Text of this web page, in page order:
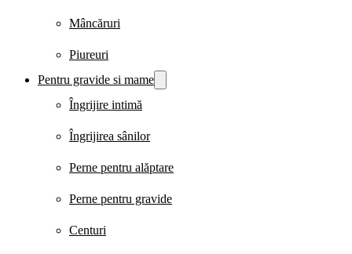
Mâncăruri
Piureuri
Pentru gravide si mame
Îngrijire intimă
Îngrijirea sânilor
Perne pentru alăptare
Perne pentru gravide
Centuri